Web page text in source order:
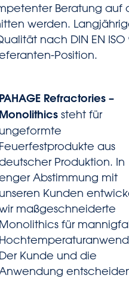
Beratung auf
werden.
nach DIN EN ISO
Position.
PAHAGE Refractories –
Monolithicssteht für
ungeformte
Feuerfestprodukte aus
Produktion. In
Abstimmung mit
unseren Kunden
maßgeschneiderte
Monolithics für
Der Kunde und die